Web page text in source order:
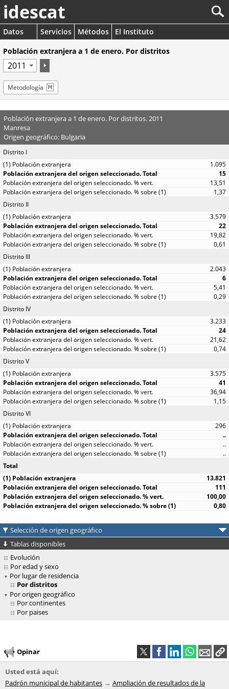
idescat
Datos Servicios Métodos
El Instituto
Población extranjera a 1 de enero. Por distritos
Metodología
Población extranjera a 1 de enero. Por distritos. 2011
Manresa
Origen geográfico: Bulgaria
Distrito I
1.095
15
13,51
1,37
Distrito II
3.579
22
19,82
0,61
Distrito III
2.043
6
5,41
0,29
Distrito IV
3.233
24
21,62
0,74
Distrito V
3.575
41
36,94
1,15
Distrito VI
296
..
..
..
Total
13.821
111
100,00
0,80
Selección de origen geográfico
Tablas disponibles
Evolución
Por edad y sexo
Por lugar de residencia
Por distritos
Por origen geográfico
Por continentes
Por paises
Opinar
Usted está aquí:
Padrón municipal de habitantes
Ampliación de resultados de la